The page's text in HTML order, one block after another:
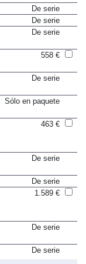
404 €
De serie
De serie
De serie